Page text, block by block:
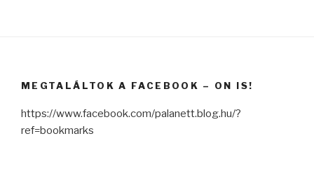
MEGTALÁLTOK A FACEBOOK – ON IS!
https://www.facebook.com/palanett.blog.hu/?
ref=bookmarks